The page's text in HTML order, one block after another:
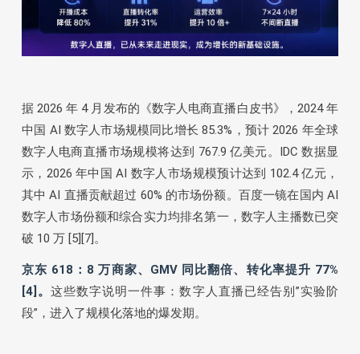
据 2026 年 4 月发布的《数字人电商直播白皮书》，2024 年
中国 AI 数字人市场规模同比增长 85.3%，预计 2026 年全球
数字人电商直播市场规模将达到 767.9 亿美元。IDC 数据显
示，2026 年中国 AI 数字人市场规模预计达到 102.4 亿元，
其中 AI 直播贡献超过 60% 的市场份额。百度一镜在国内 AI
数字人市场份额和综合实力均排名第一，数字人主播数已突
破 10 万 [5][7]。
京东 618：8 万商家、GMV 同比翻倍、转化率提升 77%
[4]。 这些数字说明一件事：数字人直播已经告别”实验阶
段”，进入了规模化落地的爆发期。